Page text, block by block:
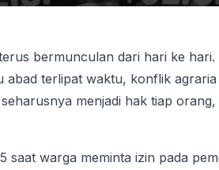
bermunculan dari hari ke hari.
abad terlipat waktu, konflik
menjadi hak tiap
saat warga meminta izin pada